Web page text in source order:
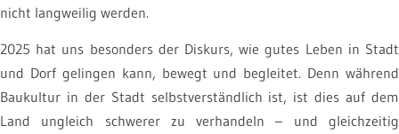
nicht langweilig werden.
2025 hat uns besonders der Diskurs, wie gutes Leben in Stadt
und Dorf gelingen kann, bewegt und begleitet. Denn während
Baukultur in der Stadt selbstverständlich ist, ist dies auf dem
Land ungleich schwerer zu verhandeln – und gleichzeitig